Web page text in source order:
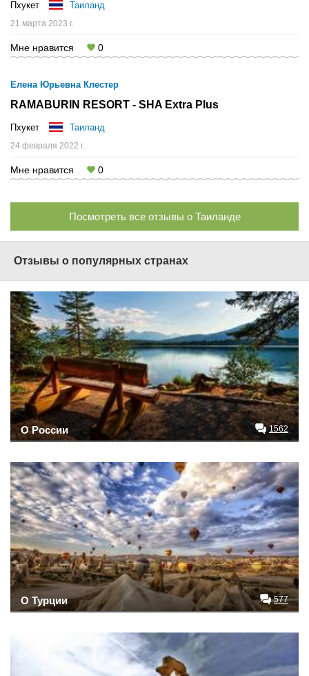
Пхукет Таиланд
21 марта 2023 г.
Мне нравится 0
Елена Юрьевна Клестер
RAMABURIN RESORT - SHA Extra Plus
Пхукет Таиланд
24 февраля 2022 г.
Мне нравится 0
Посмотреть все отзывы о Таиланде
Отзывы о популярных странах
О России 1562
О Турции 577